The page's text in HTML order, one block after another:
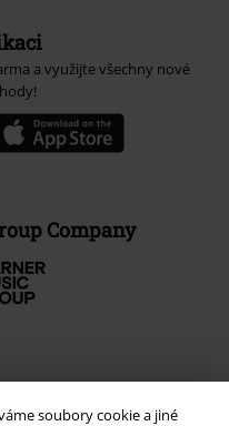
soubory cookie a jiné
a využijte všechny nové
Company